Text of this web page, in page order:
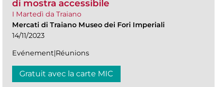
di mostra accessibile
I Martedì da Traiano
Mercati di Traiano Museo dei Fori Imperiali
14/11/2023
Evénement|Réunions
Gratuit avec la carte MIC